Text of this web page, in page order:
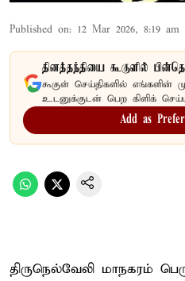
Published on: 12 Mar 2026, 8:19 am
தினத்தந்தியை கூகுளில்
கூகுள் செய்திகளில் எங்களின்
உடனுக்குடன் பெற கிளிக்
Add as
திருநெல்வேலி மாநகரம்